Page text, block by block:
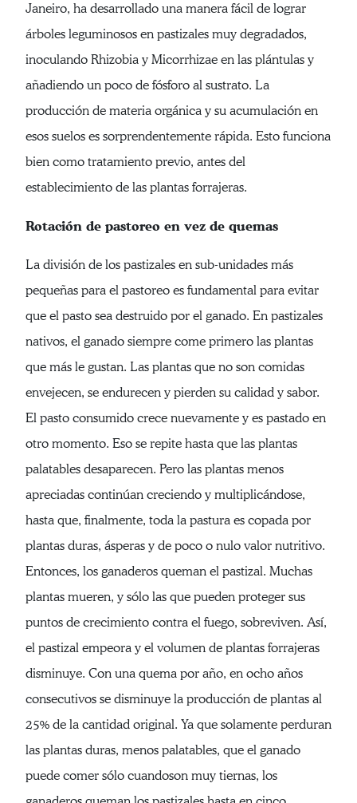
Janeiro, ha desarrollado una manera fácil de lograr
árboles leguminosos en pastizales muy degradados,
inoculando Rhizobia y Micorrhizae en las plántulas y
añadiendo un poco de fósforo al sustrato. La
producción de materia orgánica y su acumulación en
esos suelos es sorprendentemente rápida. Esto funciona
bien como tratamiento previo, antes del
establecimiento de las plantas forrajeras.
Rotación de pastoreo en vez de quemas
La división de los pastizales en sub-unidades más
pequeñas para el pastoreo es fundamental para evitar
que el pasto sea destruido por el ganado. En pastizales
nativos, el ganado siempre come primero las plantas
que más le gustan. Las plantas que no son comidas
envejecen, se endurecen y pierden su calidad y sabor.
El pasto consumido crece nuevamente y es pastado en
otro momento. Eso se repite hasta que las plantas
palatables desaparecen. Pero las plantas menos
apreciadas continúan creciendo y multiplicándose,
hasta que, finalmente, toda la pastura es copada por
plantas duras, ásperas y de poco o nulo valor nutritivo.
Entonces, los ganaderos queman el pastizal. Muchas
plantas mueren, y sólo las que pueden proteger sus
puntos de crecimiento contra el fuego, sobreviven. Así,
el pastizal empeora y el volumen de plantas forrajeras
disminuye. Con una quema por año, en ocho años
consecutivos se disminuye la producción de plantas al
25% de la cantidad original. Ya que solamente perduran
las plantas duras, menos palatables, que el ganado
puede comer sólo cuandoson muy tiernas, los